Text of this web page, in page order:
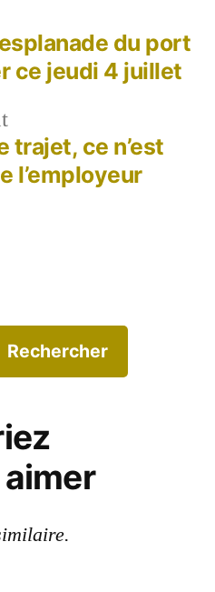
Article
précédent :
trajet, ce n’est
l’employeur
:
du port
ce jeudi 4 juillet
Rechercher